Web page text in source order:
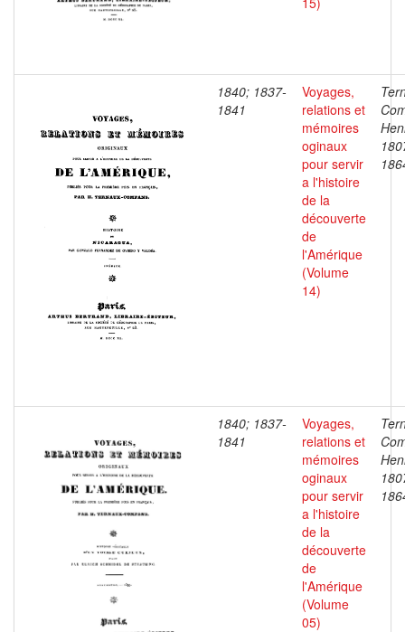
1840; 1837-
1841
Voyages,
relations et
mémoires
oginaux
pour servir
a l'histoire
de la
découverte
de
l'Amérique
(Volume
14)
1840; 1837-
1841
Voyages,
relations et
mémoires
oginaux
pour servir
a l'histoire
de la
découverte
de
l'Amérique
(Volume
05)